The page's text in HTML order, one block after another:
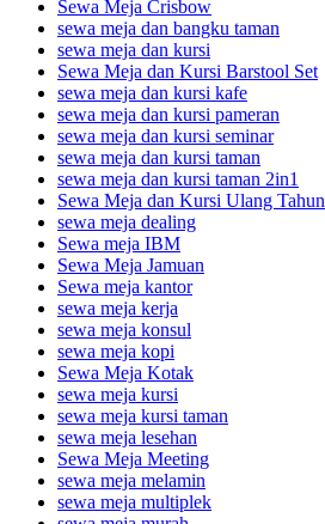
Sewa Meja Crisbow
sewa meja dan bangku taman
sewa meja dan kursi
Sewa Meja dan Kursi Barstool Set
sewa meja dan kursi kafe
sewa meja dan kursi pameran
sewa meja dan kursi seminar
sewa meja dan kursi taman
sewa meja dan kursi taman 2in1
Sewa Meja dan Kursi Ulang Tahun
sewa meja dealing
Sewa meja IBM
Sewa Meja Jamuan
Sewa meja kantor
sewa meja kerja
sewa meja konsul
sewa meja kopi
Sewa Meja Kotak
sewa meja kursi
sewa meja kursi taman
sewa meja lesehan
Sewa Meja Meeting
sewa meja melamin
sewa meja multiplek